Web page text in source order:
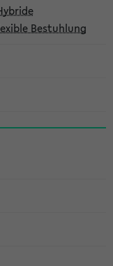
Bestuhlung